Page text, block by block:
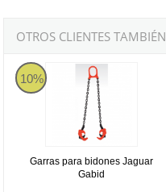
OTROS CLIENTES
10%
Garras para bidones Jaguar
Gabid
Garras para bidones Jaguar